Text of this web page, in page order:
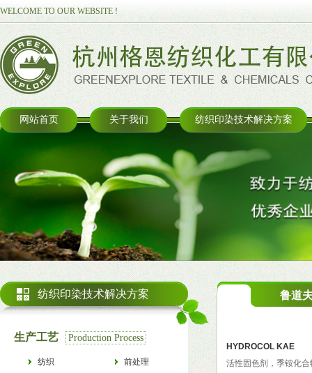
WELCOME TO OUR WEBSITE !
网站首页 关于我们 纺织印染技术解决方案
鲁道
HYDROCOL KAE
活性固色剂，季铵化
纺织印染技术解决方案
生产工艺 Production Process
纺织
前处理